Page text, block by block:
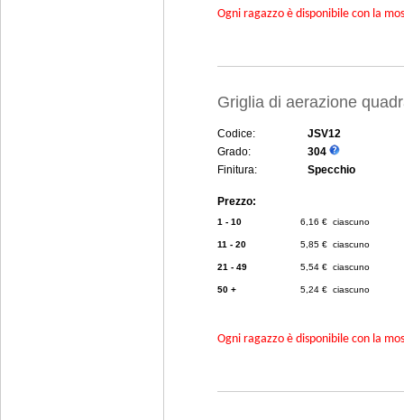
Ogni ragazzo è disponibile con la
Griglia di aerazione
Codice:
JSV12
Grado:
304
Finitura:
Specchio
Prezzo:
1 - 10 6,16 € ciascuno
11 - 20 5,85 € ciascuno
21 - 49 5,54 € ciascuno
50 + 5,24 € ciascuno
Ogni ragazzo è disponibile con la